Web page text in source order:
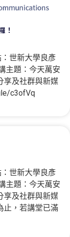
！
世新大學良彥
主題：今天萬安
享及社群與新媒
c3ofVq
世新大學良彥
主題：今天萬安
享及社群與新媒
止，若講堂已滿